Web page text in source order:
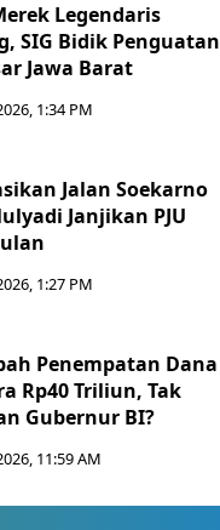
Legendaris
SIG Bidik Penguatan
Jawa Barat
1:34 PM
Jalan Soekarno
Janjikan PJU
1:27 PM
Penempatan Dana
Rp40 Triliun, Tak
Gubernur BI?
11:59 AM